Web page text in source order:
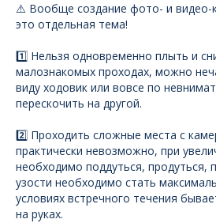
⚠️ Вообще создание фото- и видео-
это отдельная тема!
1️⃣ Нельзя одновременно плыть и
малознакомых проходах, можно
виду ходовик или вовсе по
перескочить на другой.
2️⃣ Проходить сложные места с
практически невозможно, при
необходимо поддуться, продуться,
узости необходимо стать
условиях встречного течения
на руках.